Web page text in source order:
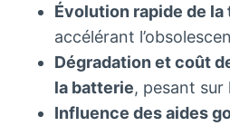
Évolution rapide de
accélérant
Dégradation et coût
la batterie, pesant sur
Influence des aides